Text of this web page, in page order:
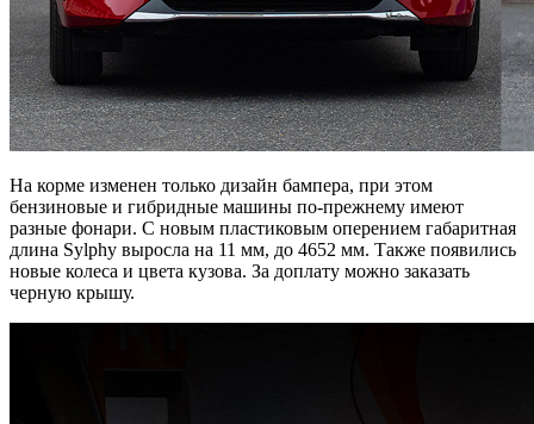
На корме изменен только дизайн бампера, при этом
бензиновые и гибридные машины по-прежнему имеют
разные фонари. С новым пластиковым оперением габаритная
длина Sylphy выросла на 11 мм, до 4652 мм. Также появились
новые колеса и цвета кузова. За доплату можно заказать
черную крышу.